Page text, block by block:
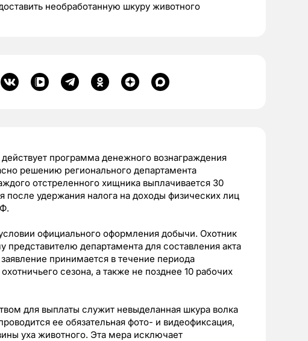
необработанную шкуру животного
программа денежного вознаграждения
решению регионального департамента
отстреленного хищника выплачивается 30
после удержания налога на доходы физических лиц
официального оформления добычи. Охотник
департамента для составления акта
принимается в течение периода
сезона, а также не позднее 10 рабочих
для выплаты служит невыделанная шкура волка
ее обязательная фото- и видеофиксация,
уха животного. Эта мера исключает